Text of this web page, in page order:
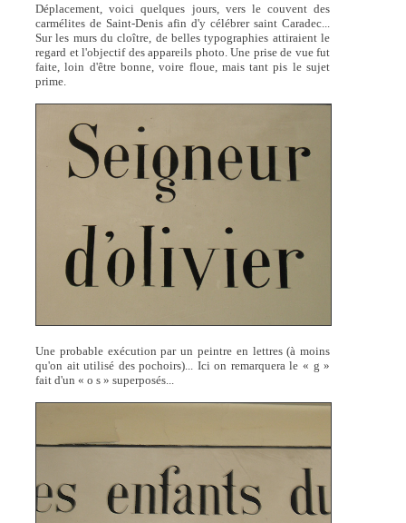
Déplacement, voici quelques jours, vers le couvent des
carmélites de Saint-Denis afin d'y célébrer saint Caradec...
Sur les murs du cloître, de belles typographies attiraient le
regard et l'objectif des appareils photo. Une prise de vue fut
faite, loin d'être bonne, voire floue, mais tant pis le sujet
prime.
Une probable exécution par un peintre en lettres (à moins
qu'on ait utilisé des pochoirs)... Ici on remarquera le « g »
fait d'un « o s » superposés...